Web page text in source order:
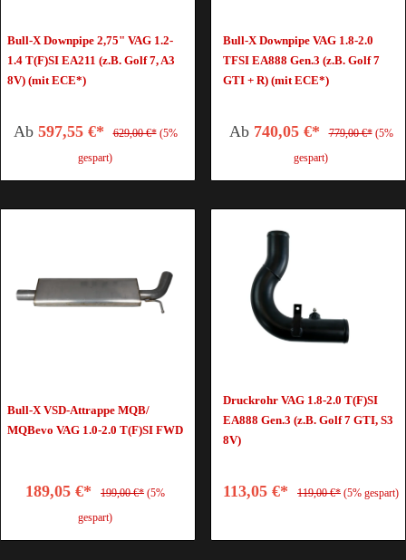
Bull-X Downpipe 2,75" VAG 1.2-
1.4 T(F)SI EA211 (z.B. Golf 7, A3
8V) (mit ECE*)
Ab 597,55 €* 629,00 €* (5%
gespart)
Bull-X Downpipe VAG 1.8-2.0
TFSI EA888 Gen.3 (z.B. Golf 7
GTI + R) (mit ECE*)
Ab 740,05 €* 779,00 €* (5%
gespart)
Bull-X VSD-Attrappe MQB/
MQBevo VAG 1.0-2.0 T(F)SI FWD
189,05 €* 199,00 €* (5%
gespart)
Druckrohr VAG 1.8-2.0 T(F)SI
EA888 Gen.3 (z.B. Golf 7 GTI, S3
8V)
113,05 €* 119,00 €* (5% gespart)